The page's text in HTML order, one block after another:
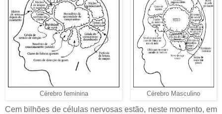
Cérebro feminina Cérebro Masculino
Cem bilhões de células nervosas estão, neste momento, em